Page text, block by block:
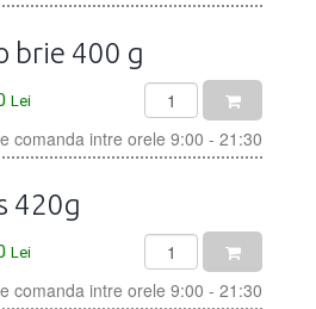
brie 400 g
Lei
comanda intre orele 9:00 - 21:30
420g
Lei
comanda intre orele 9:00 - 21:30